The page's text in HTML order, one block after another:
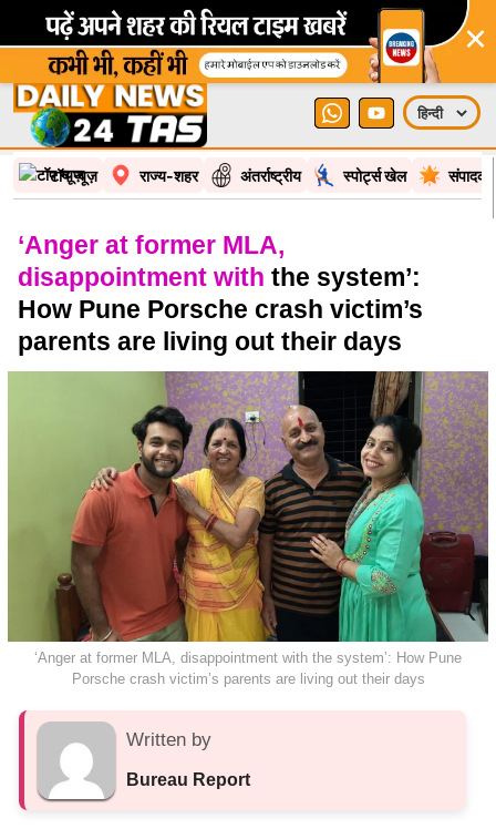
×
टॉप न्यूज़ राज्य-शहर अंतर्राष्ट्रीय स्पोर्ट्स खेल
‘Anger at former MLA,
disappointment with the system’:
How Pune Porsche crash victim’s
parents are living out their days
‘Anger at former MLA, disappointment with the system’: How Pune
Porsche crash victim’s parents are living out their days
Written by
Bureau Report